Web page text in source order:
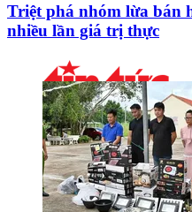
Triệt phá nhóm lừa bán
nhiều lần giá trị thực